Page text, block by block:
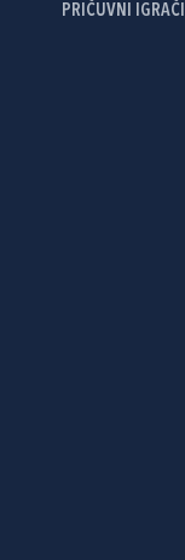
PRIČUVNI IGRAČI